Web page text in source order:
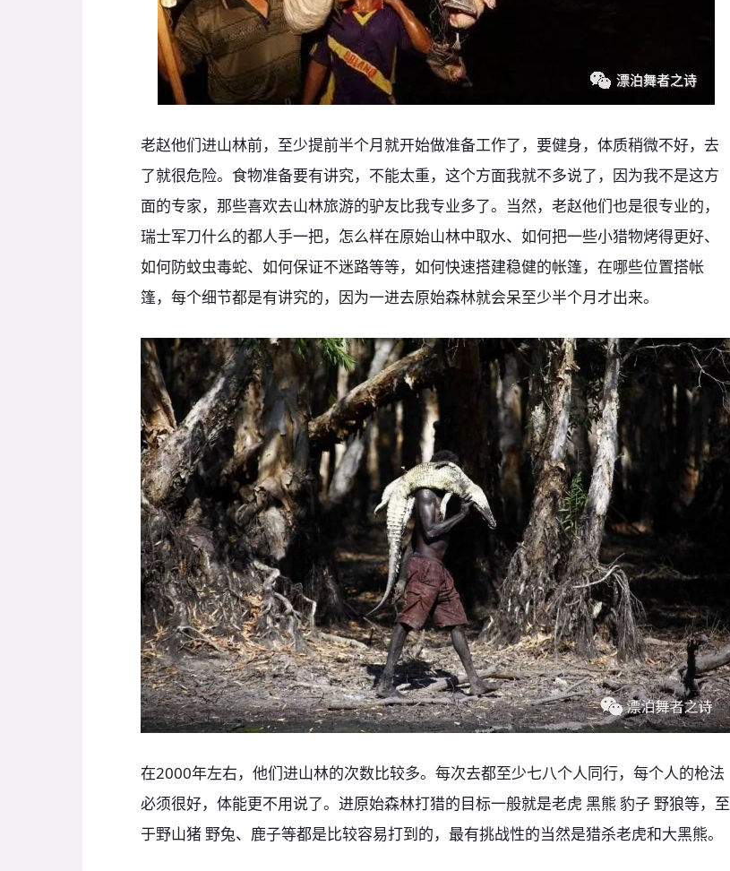
老赵他们进山林前，至少提前半个月就开始做准备工作了，要健身，体质稍微不好，去
了就很危险。食物准备要有讲究，不能太重，这个方面我就不多说了，因为我不是这方
面的专家，那些喜欢去山林旅游的驴友比我专业多了。当然，老赵他们也是很专业的，
瑞士军刀什么的都人手一把，怎么样在原始山林中取水、如何把一些小猎物烤得更好、
如何防蚊虫毒蛇、如何保证不迷路等等，如何快速搭建稳健的帐篷，在哪些位置搭帐
篷，每个细节都是有讲究的，因为一进去原始森林就会呆至少半个月才出来。
在2000年左右，他们进山林的次数比较多。每次去都至少七八个人同行，每个人的枪法
必须很好，体能更不用说了。进原始森林打猎的目标一般就是老虎 黑熊 豹子 野狼等，至
于野山猪 野兔、鹿子等都是比较容易打到的，最有挑战性的当然是猎杀老虎和大黑熊。